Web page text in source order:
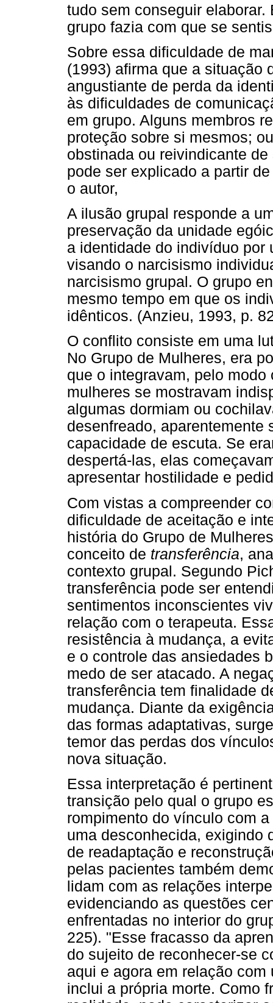
tudo sem conseguir
grupo fazia com que se
Sobre essa dificuldade de
(1993) afirma que a situação
angustiante de perda da
às dificuldades de
em grupo. Alguns membros
proteção sobre si mesmos;
obstinada ou reivindicante
pode ser explicado a partir
o autor,
A ilusão grupal responde a
preservação da unidade
a identidade do indivíduo por
visando o narcisismo
narcisismo grupal. O grupo
mesmo tempo em que os
idênticos. (Anzieu, 1993, p.
O conflito consiste em uma
No Grupo de Mulheres, era
que o integravam, pelo
mulheres se mostravam
algumas dormiam ou
desenfreado, aparentemente
capacidade de escuta. Se
despertá-las, elas
apresentar hostilidade e
Com vistas a compreender
dificuldade de aceitação e
história do Grupo de
conceito de transferência,
contexto grupal. Segundo
transferência pode ser
sentimentos inconscientes
relação com o terapeuta.
resistência à mudança, a
e o controle das ansiedades
medo de ser atacado. A
transferência tem finalidade
mudança. Diante da
das formas adaptativas,
temor das perdas dos
nova situação.
Essa interpretação é
transição pelo qual o grupo
rompimento do vínculo com
uma desconhecida, exigindo
de readaptação e
pelas pacientes também
lidam com as relações
evidenciando as questões
enfrentadas no interior do
225). "Esse fracasso da
do sujeito de reconhecer-se
aqui e agora em relação
inclui a própria morte. Como